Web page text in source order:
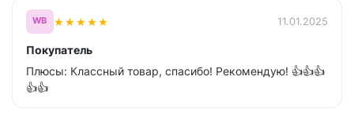
WB ★★★★★ 11.01.2025
Покупатель
Плюсы: Классный товар, спасибо! Рекомендую! 👍👍👍
👍👍